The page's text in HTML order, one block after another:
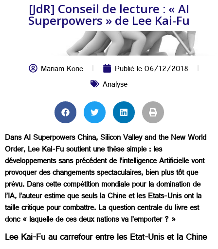
[JdR] Conseil de lecture : « AI
Superpowers » de Lee Kai-Fu
Mariam Kone Publié le06/12/2018
Analyse
Dans AI Superpowers China, Silicon Valley and the New World
Order, Lee Kai-Fu soutient une thèse simple : les
développements sans précédent de l’intelligence Artificielle vont
provoquer des changements spectaculaires, bien plus tôt que
prévu. Dans cette compétition mondiale pour la domination de
l’IA, l’auteur estime que seuls la Chine et les Etats-Unis ont la
taille critique pour combattre. La question centrale du livre est
donc « laquelle de ces deux nations va l’emporter ? »
Lee Kai-Fu au carrefour entre les Etat-Unis et la Chine